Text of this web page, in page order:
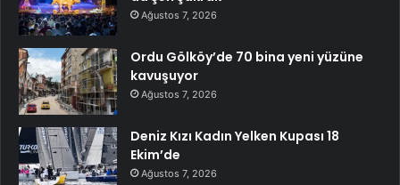
Ağustos 7, 2026
Ordu Gölköy’de 70 bina yeni yüzüne
kavuşuyor
Ağustos 7, 2026
Deniz Kızı Kadın Yelken Kupası 18
Ekim’de
Ağustos 7, 2026